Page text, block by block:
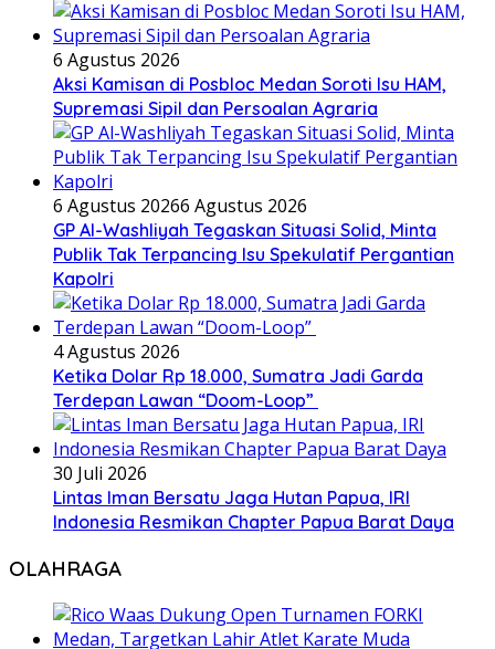
6 Agustus 2026
Aksi Kamisan di Posbloc Medan Soroti Isu HAM,
Supremasi Sipil dan Persoalan Agraria
6 Agustus 20266 Agustus 2026
GP Al-Washliyah Tegaskan Situasi Solid, Minta
Publik Tak Terpancing Isu Spekulatif Pergantian
Kapolri
4 Agustus 2026
Ketika Dolar Rp 18.000, Sumatra Jadi Garda
Terdepan Lawan “Doom-Loop”
30 Juli 2026
Lintas Iman Bersatu Jaga Hutan Papua, IRI
Indonesia Resmikan Chapter Papua Barat Daya
OLAHRAGA